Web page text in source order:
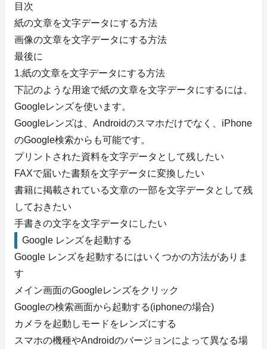
目次
紙の文章を文字データにする方法
画像の文章を文字データにする方法
最後に
1.紙の文章を文字データにする方法
下記のような用途で紙の文章を文字データにするには、
Googleレンズを使います。
Googleレンズは、Androidのスマホだけでなく、iPhone
のGoogle検索からも可能です。
プリントされた資料を文字データとして残したい
FAXで届いた書類を文字データに変換したい
書籍に掲載されている文章の一部を文字データとして残
しておきたい
手書きの文字を文字データにしたい
Google レンズを起動する
Google レンズを起動するにはいくつかの方法がありま
す
メイン画面のGoogleレンズをクリック
Googleの検索画面から起動する(iphoneの場合)
カメラを起動しモードをレンズにする
スマホの機種やAndroidのバージョンによって異なる場